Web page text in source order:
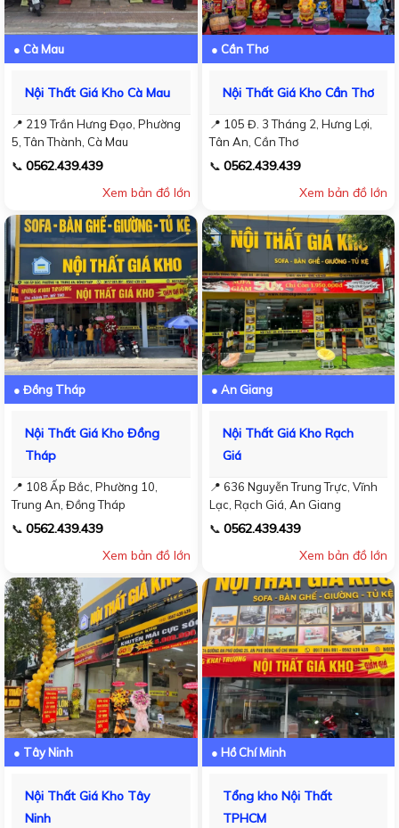
● Cà Mau
Nội Thất Giá Kho Cà Mau
📍 219 Trần Hưng Đạo, Phường
5, Tân Thành, Cà Mau
📞 0562.439.439
Xem bản đồ lớn
● Cần Thơ
Nội Thất Giá Kho Cần Thơ
📍 105 Đ. 3 Tháng 2, Hưng Lợi,
Tân An, Cần Thơ
📞 0562.439.439
Xem bản đồ lớn
● Đồng Tháp
Nội Thất Giá Kho Đồng
Tháp
📍 108 Ấp Bắc, Phường 10,
Trung An, Đồng Tháp
📞 0562.439.439
Xem bản đồ lớn
● An Giang
Nội Thất Giá Kho Rạch
Giá
📍 636 Nguyễn Trung Trực, Vĩnh
Lạc, Rạch Giá, An Giang
📞 0562.439.439
Xem bản đồ lớn
● Tây Ninh
Nội Thất Giá Kho Tây
Ninh
● Hồ Chí Minh
Tổng kho Nội Thất
TPHCM